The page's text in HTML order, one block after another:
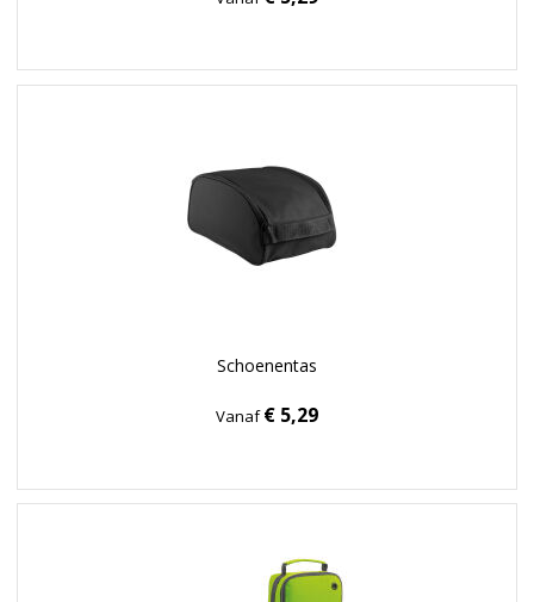
Schoenentas
Vanaf€ 5,29